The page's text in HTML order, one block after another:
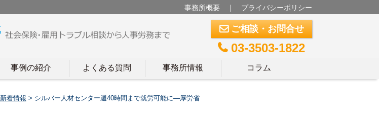
事務所概要 ｜ プライバシーポリシー
mご相談・お問合せ
t03-3503-1822
事例の紹介 よくある質問 事務所情報 コラム
新着情報 > シルバー人材センター週40時間まで就労可能に―厚労省